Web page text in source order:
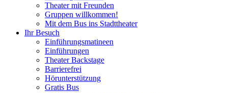
Theater mit Freunden
Gruppen willkommen!
Mit dem Bus ins Stadttheater
Ihr Besuch
Einführungsmatineen
Einführungen
Theater Backstage
Barrierefrei
Hörunterstützung
Gratis Bus